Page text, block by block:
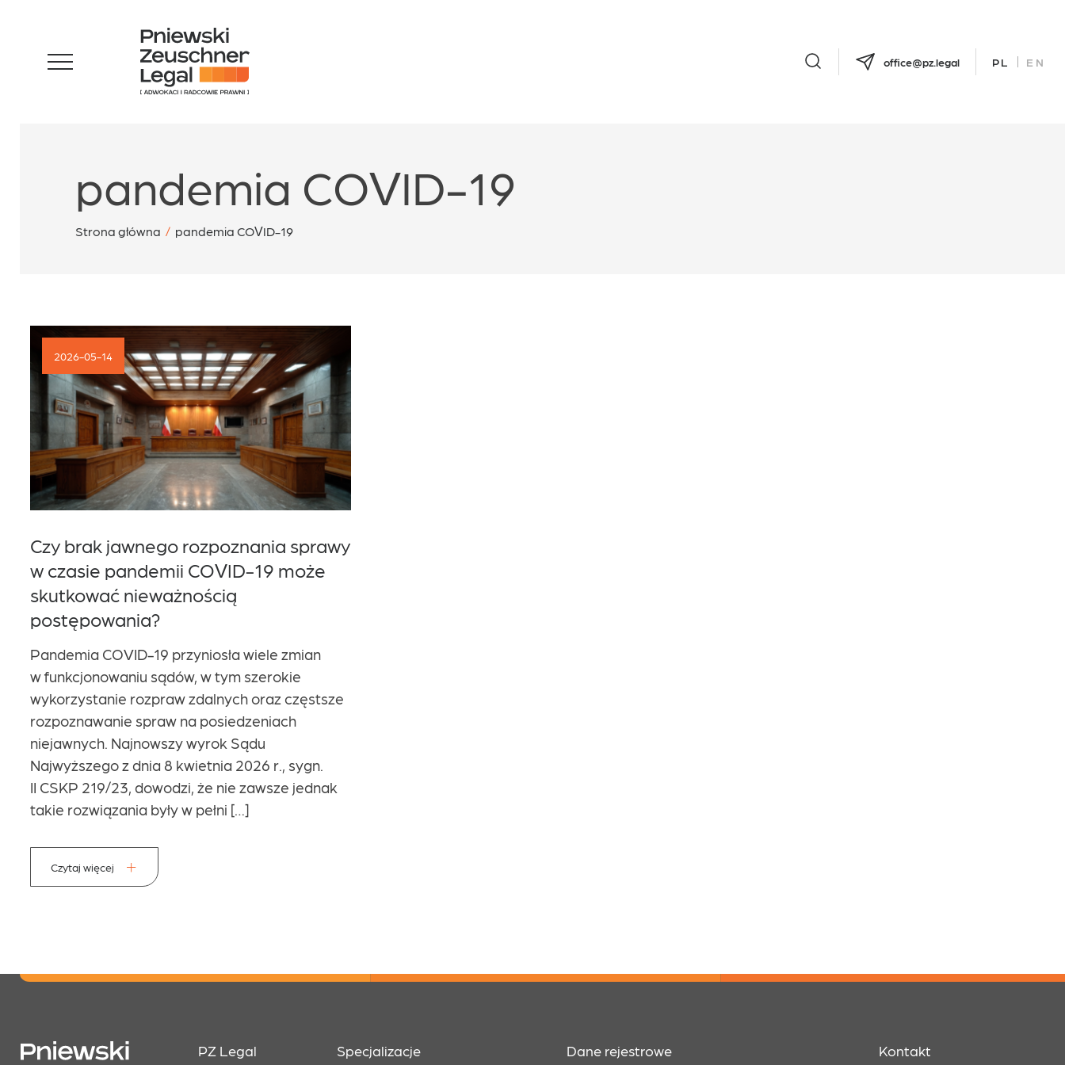
content
Sukcesy
Aktualności
Kariera
Kontakt
office@pz.legal PL EN
pandemia COVID-19
Strona główna / pandemia COVID-19
2026-05-14
Czy brak jawnego rozpoznania sprawy
w czasie pandemii COVID-19 może
skutkować nieważnością
postępowania?
Pandemia COVID-19 przyniosła wiele zmian
w funkcjonowaniu sądów, w tym szerokie
wykorzystanie rozpraw zdalnych oraz częstsze
rozpoznawanie spraw na posiedzeniach
niejawnych. Najnowszy wyrok Sądu
Najwyższego z dnia 8 kwietnia 2026 r., sygn.
II CSKP 219/23, dowodzi, że nie zawsze jednak
takie rozwiązania były w pełni […]
Czytaj więcej
PZ Legal Specjalizacje Dane rejestrowe Kontakt